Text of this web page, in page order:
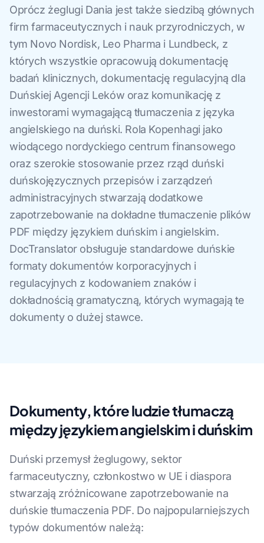
Oprócz żeglugi Dania jest także siedzibą głównych
firm farmaceutycznych i nauk przyrodniczych, w
tym Novo Nordisk, Leo Pharma i Lundbeck, z
których wszystkie opracowują dokumentację
badań klinicznych, dokumentację regulacyjną dla
Duńskiej Agencji Leków oraz komunikację z
inwestorami wymagającą tłumaczenia z języka
angielskiego na duński. Rola Kopenhagi jako
wiodącego nordyckiego centrum finansowego
oraz szerokie stosowanie przez rząd duński
duńskojęzycznych przepisów i zarządzeń
administracyjnych stwarzają dodatkowe
zapotrzebowanie na dokładne tłumaczenie plików
PDF między językiem duńskim i angielskim.
DocTranslator obsługuje standardowe duńskie
formaty dokumentów korporacyjnych i
regulacyjnych z kodowaniem znaków i
dokładnością gramatyczną, których wymagają te
dokumenty o dużej stawce.
Dokumenty, które ludzie tłumaczą
między językiem angielskim i duńskim
Duński przemysł żeglugowy, sektor
farmaceutyczny, członkostwo w UE i diaspora
stwarzają zróżnicowane zapotrzebowanie na
duńskie tłumaczenia PDF. Do najpopularniejszych
typów dokumentów należą: